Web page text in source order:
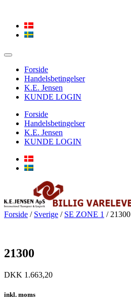
Forside
Handelsbetingelser
K.E. Jensen
KUNDE LOGIN
Forside
Handelsbetingelser
K.E. Jensen
KUNDE LOGIN
Forside / Sverige / SE ZONE 1 / 21300
21300
DKK 1.663,20
inkl. moms